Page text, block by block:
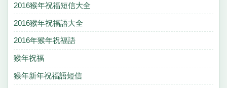
2016猴年祝福短信大全
2016猴年祝福語大全
2016年猴年祝福語
猴年祝福
猴年新年祝福語短信